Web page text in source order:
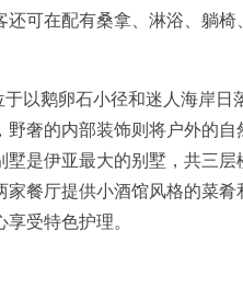
可在配有桑拿、淋浴、躺
于以鹅卵石小径和迷人海岸日
奢的内部装饰则将户外的
是伊亚最大的别墅，共三
餐厅提供小酒馆风格的菜
受特色护理。